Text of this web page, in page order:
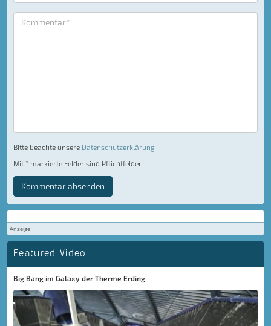
Bitte beachte unsere Datenschutzerklärung
Mit * markierte Felder sind Pflichtfelder
Kommentar absenden
Anzeige
Featured Video
Big Bang im Galaxy der Therme Erding